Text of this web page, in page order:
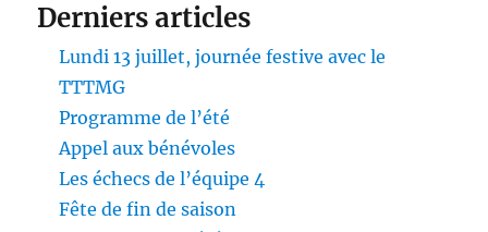
Derniers articles
Lundi 13 juillet, journée festive avec le
TTTMG
Programme de l’été
Appel aux bénévoles
Les échecs de l’équipe 4
Fête de fin de saison